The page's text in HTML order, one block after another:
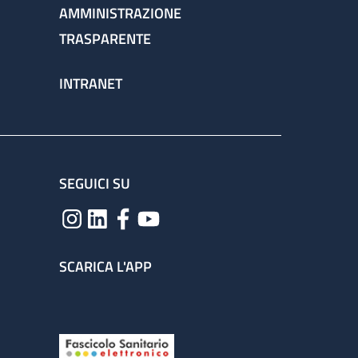
AMMINISTRAZIONE
TRASPARENTE
INTRANET
SEGUICI SU
SCARICA L'APP